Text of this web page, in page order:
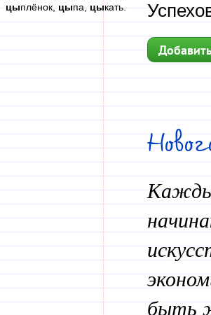
цыплёнок,цыпа,цыкать.
быть